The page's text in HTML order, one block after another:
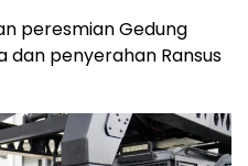
peresmian Gedung
dan penyerahan Ransus